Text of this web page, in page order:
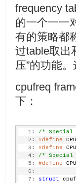
frequency
的一个一一
有的策略都
过table取出
压”的功能。
cpufreq
下：
   1:
/* Special
   2:
#define
   3:
#define
   4:
/*
   5:
#define
   6:
   7:
struct